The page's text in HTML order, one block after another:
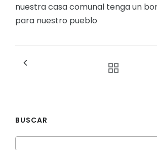
nuestra casa comunal tenga un
para nuestro pueblo
BUSCAR